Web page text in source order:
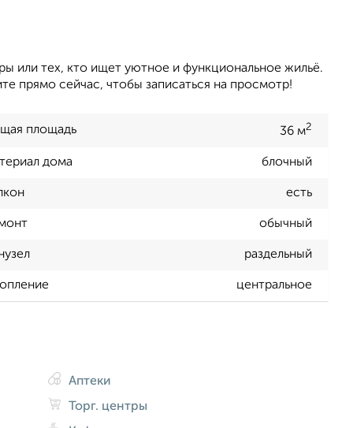
или тех, кто ищет уютное и функциональное жильё.
прямо сейчас, чтобы записаться на просмотр!
площадь 36 м2
дома блочный
есть
обычный
раздельный
центральное
Аптеки
Торг. центры